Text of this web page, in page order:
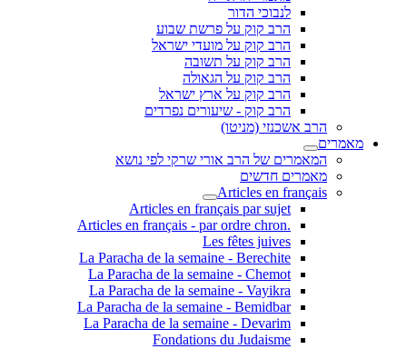
לנבוכי הדור
הרב קוק על פרשת שבוע
הרב קוק על מועדי ישראל
הרב קוק על תשובה
הרב קוק על הגאולה
הרב קוק על ארץ ישראל
הרב קוק - שיעורים נפרדים
הרב אשכנזי (מניטו)
מאמרים
המאמרים של הרב אורי שרקי לפי נושא
מאמרים חדשים
Articles en français
Articles en français par sujet
.Articles en français - par ordre chron
Les fêtes juives
La Paracha de la semaine - Berechite
La Paracha de la semaine - Chemot
La Paracha de la semaine - Vayikra
La Paracha de la semaine - Bemidbar
La Paracha de la semaine - Devarim
Fondations du Judaisme